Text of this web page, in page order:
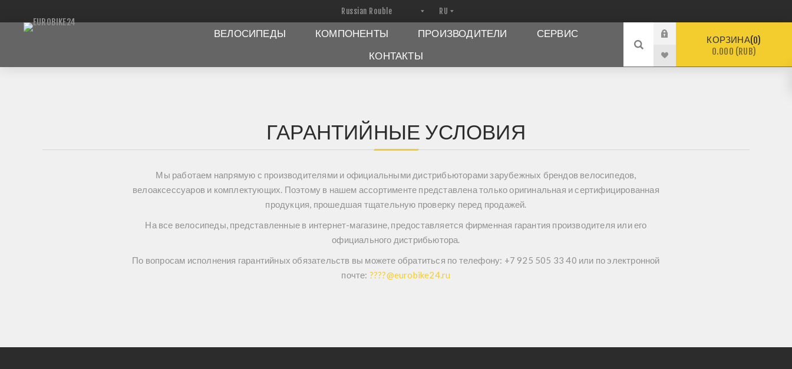
ВЕЛОСИПЕДЫ КОМПОНЕНТЫ ПРОИЗВОДИТЕЛИ
СЕРВИС
КОНТАКТЫ
КОРЗИНА 0
0.000 (RUB)
ГАРАНТИЙНЫЕ УСЛОВИЯ
Мы работаем напрямую с производителями и официальными дистрибьюторами зарубежных брендов велосипедов,
велоаксессуаров и комплектующих. Поэтому в нашем ассортименте представлена только оригинальная и сертифицированная
продукция, прошедшая тщательную проверку перед продажей.
На все велосипеды, представленные в интернет-магазине, предоставляется фирменная гарантия производителя или его
официального дистрибьютора.
По вопросам исполнения гарантийных обязательств вы можете обратиться по телефону: +7 925 505 33 40 или по электронной
почте: ????@eurobike24.ru